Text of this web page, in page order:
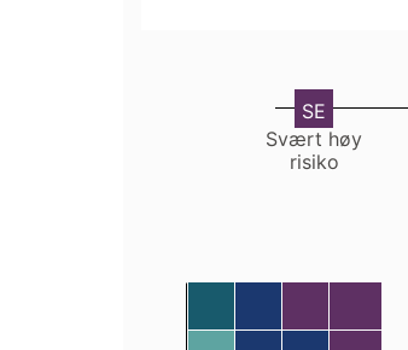
SE
Svært høy
risiko